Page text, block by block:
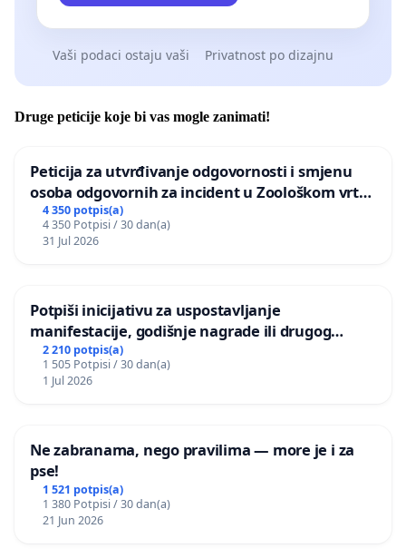
Vaši podaci ostaju vaši Privatnost po dizajnu
Druge peticije koje bi vas mogle zanimati!
Peticija za utvrđivanje odgovornosti i smjenu
osoba odgovornih za incident u Zoološkom vrtu
Grada Zagreba
4 350 potpis(a)
4 350 Potpisi / 30 dan(a)
31 Jul 2026
Potpiši inicijativu za uspostavljanje
manifestacije, godišnje nagrade ili drugog
javnog događaja „Edin Avdić“ u Sarajevu
2 210 potpis(a)
1 505 Potpisi / 30 dan(a)
1 Jul 2026
Ne zabranama, nego pravilima — more je i za
pse!
1 521 potpis(a)
1 380 Potpisi / 30 dan(a)
21 Jun 2026